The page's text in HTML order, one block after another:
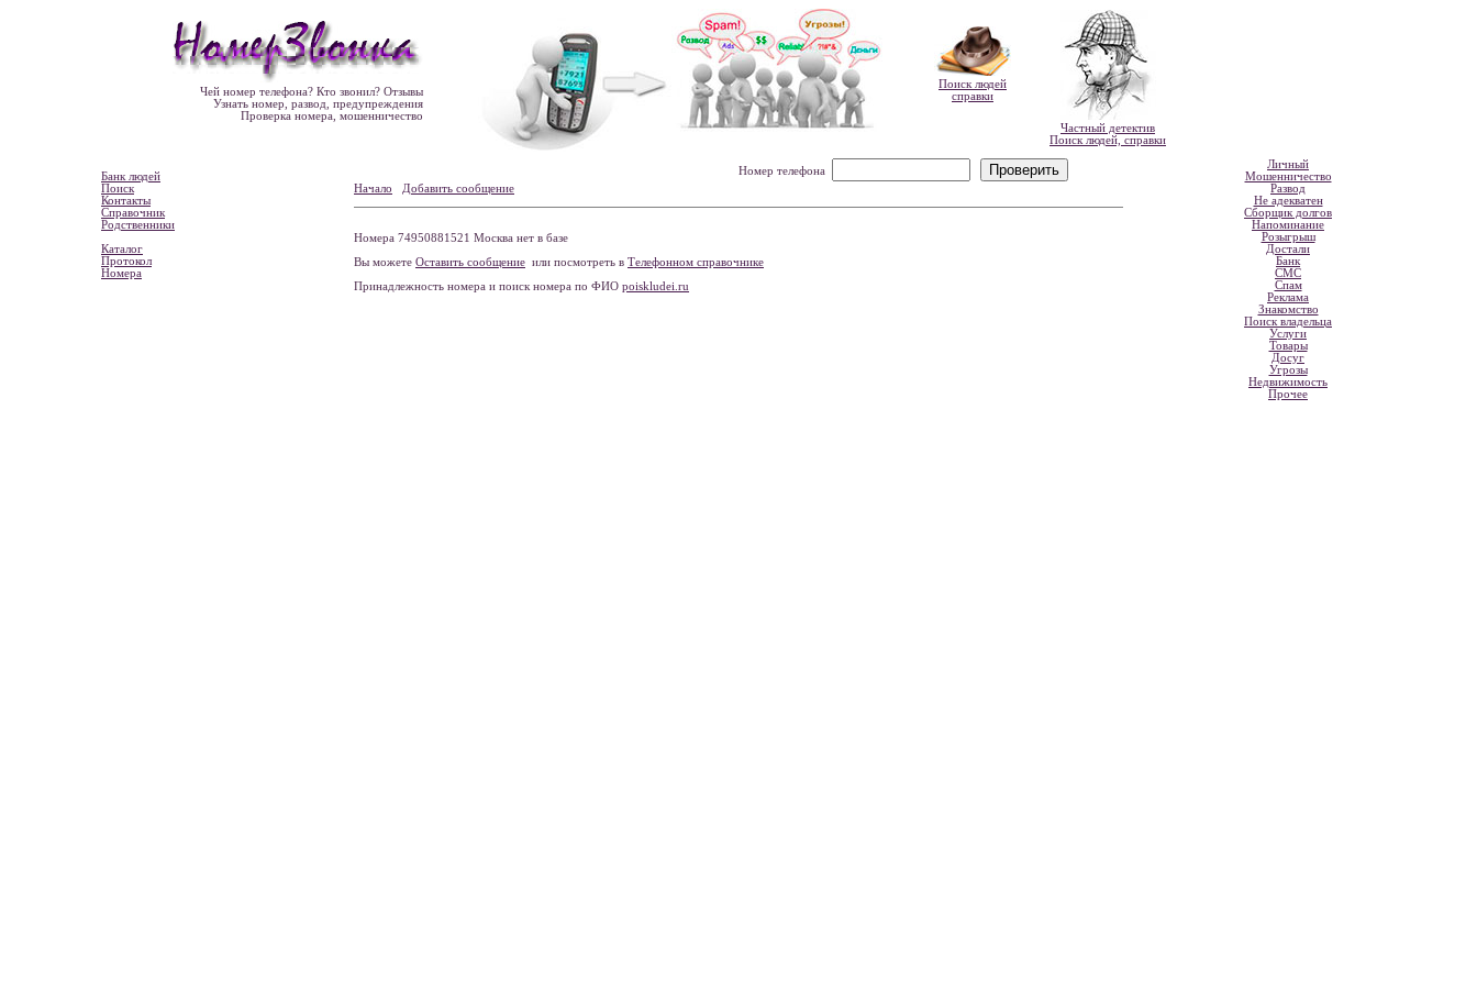
Чей номер телефона? Кто звонил? Отзывы
Узнать номер, развод, предупреждения
Проверка номера, мошенничество
Поиск людей
справки
Частный детектив
Поиск людей, справки
Банк людей
Поиск
Контакты
Справочник
Родственники
Каталог
Протокол
Номера
Номер телефона
Начало
Добавить сообщение
Номера 74950881521 Москва нет в базе
Вы можете Оставить сообщение или посмотреть в Телефонном справочнике
Принадлежность номера и поиск номера по ФИО poiskludei.ru
Личный
Мошенничество
Развод
Не адекватен
Сборщик долгов
Напоминание
Розыгрыш
Достали
Банк
СМС
Спам
Реклама
Знакомство
Поиск владельца
Услуги
Товары
Досуг
Угрозы
Недвижимость
Прочее